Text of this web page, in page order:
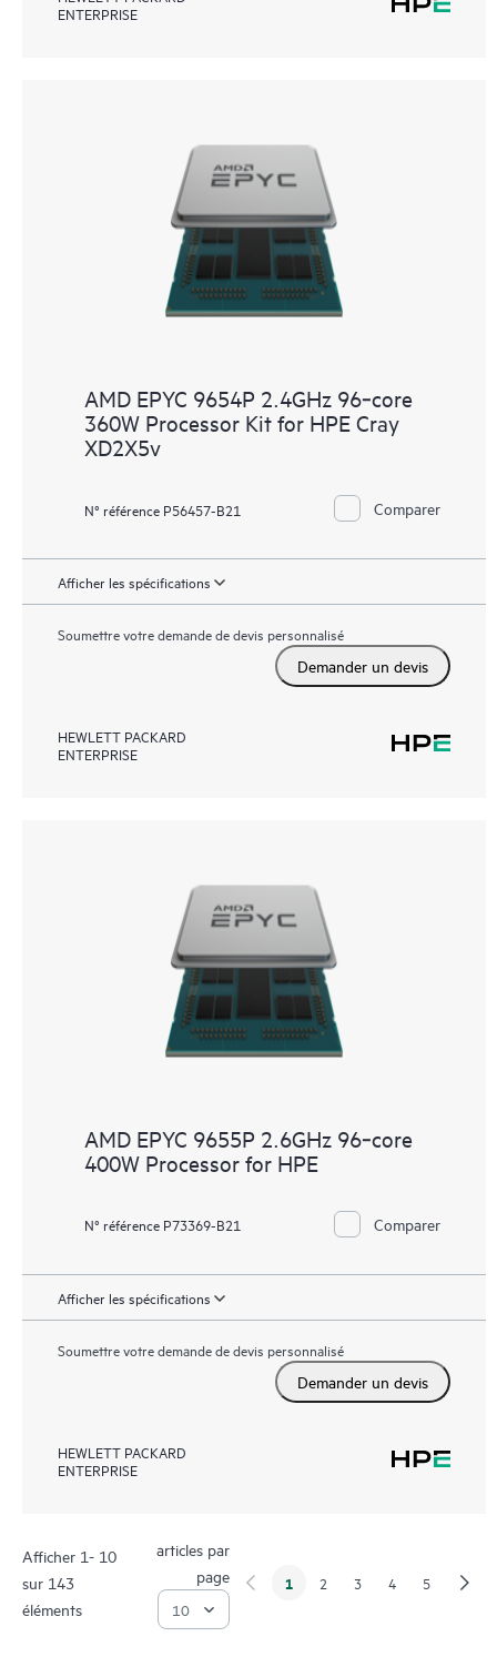
ENTERPRISE
AMD EPYC 9654P 2.4GHz 96‑core
360W Processor Kit for HPE Cray
XD2X5v
N° référence P56457-B21 Comparer
Afficher les spécifications
Soumettre votre demande de devis personnalisé
Demander un devis
HEWLETT PACKARD
ENTERPRISE
AMD EPYC 9655P 2.6GHz 96‑core
400W Processor for HPE
N° référence P73369-B21 Comparer
Afficher les spécifications
Soumettre votre demande de devis personnalisé
Demander un devis
HEWLETT PACKARD
ENTERPRISE
Afficher 1- 10
sur 143
éléments
articles par
page
1 2 3 4 5